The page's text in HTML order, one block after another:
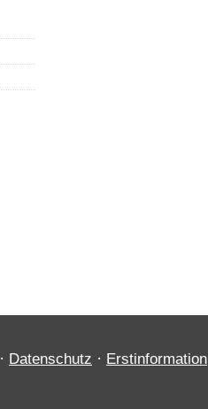
· Datenschutz · Erstinformation